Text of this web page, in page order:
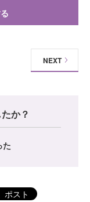
NEXT
か？
た
ポスト